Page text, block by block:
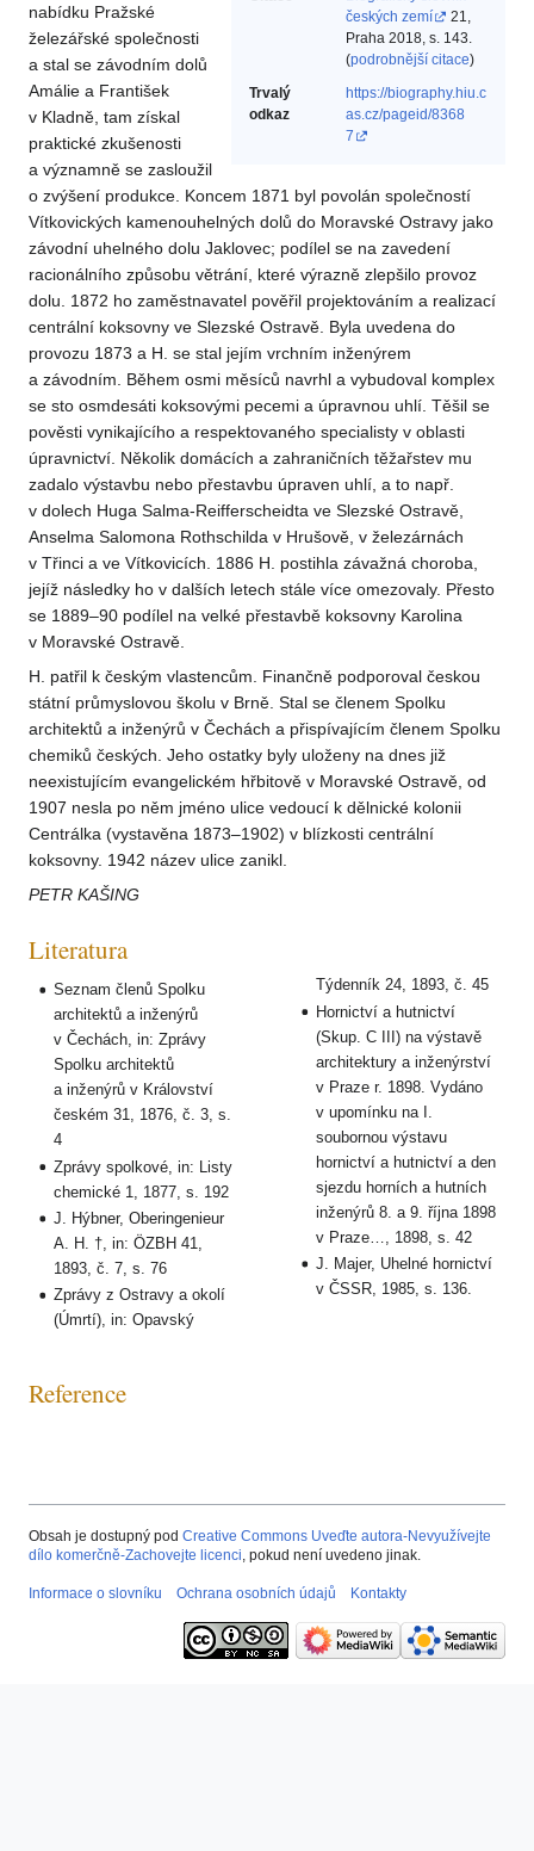
českých zemí
21,
Praha 2018, s. 143.
(podrobnější citace)
Trvalý
odkaz
https://biography.hiu.c
as.cz/pageid/8368
7
nabídku Pražské
železářské společnosti
a stal se závodním dolů
Amálie a František
v Kladně, tam získal
praktické zkušenosti
a významně se zasloužil
o zvýšení produkce. Koncem 1871 byl povolán společností
Vítkovických kamenouhelných dolů do Moravské Ostravy jako
závodní uhelného dolu Jaklovec; podílel se na zavedení
racionálního způsobu větrání, které výrazně zlepšilo provoz
dolu. 1872 ho zaměstnavatel pověřil projektováním a realizací
centrální koksovny ve Slezské Ostravě. Byla uvedena do
provozu 1873 a H. se stal jejím vrchním inženýrem
a závodním. Během osmi měsíců navrhl a vybudoval komplex
se sto osmdesáti koksovými pecemi a úpravnou uhlí. Těšil se
pověsti vynikajícího a respektovaného specialisty v oblasti
úpravnictví. Několik domácích a zahraničních těžařstev mu
zadalo výstavbu nebo přestavbu úpraven uhlí, a to např.
v dolech Huga Salma-Reifferscheidta ve Slezské Ostravě,
Anselma Salomona Rothschilda v Hrušově, v železárnách
v Třinci a ve Vítkovicích. 1886 H. postihla závažná choroba,
jejíž následky ho v dalších letech stále více omezovaly. Přesto
se 1889–90 podílel na velké přestavbě koksovny Karolina
v Moravské Ostravě.
H. patřil k českým vlastencům. Finančně podporoval českou
státní průmyslovou školu v Brně. Stal se členem Spolku
architektů a inženýrů v Čechách a přispívajícím členem Spolku
chemiků českých. Jeho ostatky byly uloženy na dnes již
neexistujícím evangelickém hřbitově v Moravské Ostravě, od
1907 nesla po něm jméno ulice vedoucí k dělnické kolonii
Centrálka (vystavěna 1873–1902) v blízkosti centrální
koksovny. 1942 název ulice zanikl.
PETR KAŠING
Literatura
Seznam členů Spolku
architektů a inženýrů
v Čechách, in: Zprávy
Spolku architektů
a inženýrů v Království
českém 31, 1876, č. 3, s.
4
Zprávy spolkové, in: Listy
chemické 1, 1877, s. 192
J. Hýbner, Oberingenieur
A. H. †, in: ÖZBH 41,
1893, č. 7, s. 76
Zprávy z Ostravy a okolí
(Úmrtí), in: Opavský
Týdenník 24, 1893, č. 45
Hornictví a hutnictví
(Skup. C III) na výstavě
architektury a inženýrství
v Praze r. 1898. Vydáno
v upomínku na I.
soubornou výstavu
hornictví a hutnictví a den
sjezdu horních a hutních
inženýrů 8. a 9. října 1898
v Praze…, 1898, s. 42
J. Majer, Uhelné hornictví
v ČSSR, 1985, s. 136.
Reference
Obsah je dostupný pod Creative Commons Uveďte autora-Nevyužívejte
dílo komerčně-Zachovejte licenci, pokud není uvedeno jinak.
Informace o slovníku Ochrana osobních údajů Kontakty